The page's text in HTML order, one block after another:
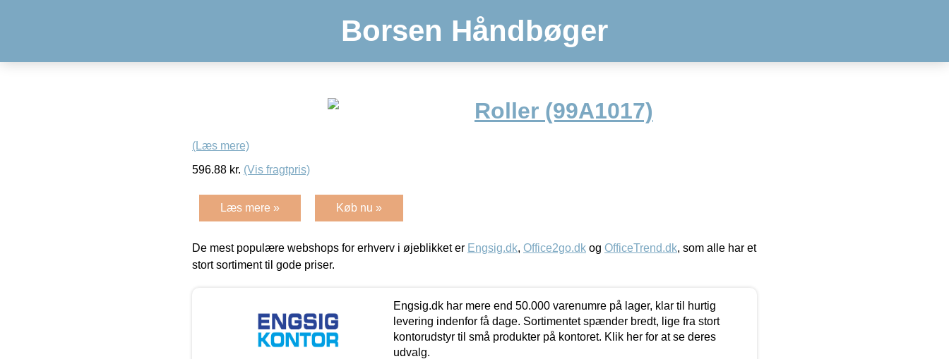
Borsen Håndbøger
Roller (99A1017)
(Læs mere)
596.88 kr. (Vis fragtpris)
Læs mere » Køb nu »
De mest populære webshops for erhverv i øjeblikket er Engsig.dk, Office2go.dk og OfficeTrend.dk, som alle har et
stort sortiment til gode priser.
Engsig.dk har mere end 50.000 varenumre på lager, klar til hurtig
levering indenfor få dage. Sortimentet spænder bredt, lige fra stort
kontorudstyr til små produkter på kontoret. Klik her for at se deres
udvalg.